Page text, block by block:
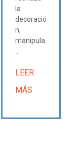
la
decoració
n,
manipula.
..
LEER
MÁS